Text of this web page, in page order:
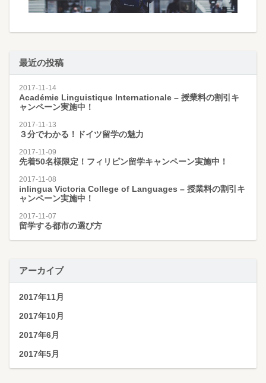
最近の投稿
2017-11-14
Académie Linguistique Internationale – 授業料の割引キ
ャンペーン実施中！
2017-11-13
３分でわかる！ドイツ留学の魅力
2017-11-09
先着50名様限定！フィリピン留学キャンペーン実施中！
2017-11-08
inlingua Victoria College of Languages – 授業料の割引キ
ャンペーン実施中！
2017-11-07
留学する都市の選び方
アーカイブ
2017年11月
2017年10月
2017年6月
2017年5月